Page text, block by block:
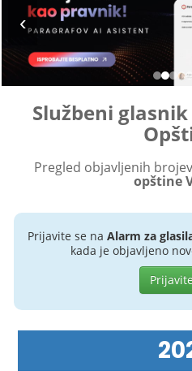
Službeni
Pregled objavljenih
opštine
Prijavite se na Alarm za
kada je objavljeno